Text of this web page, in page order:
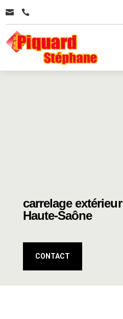
 
carrelage
Haute-Saône
CONTACT